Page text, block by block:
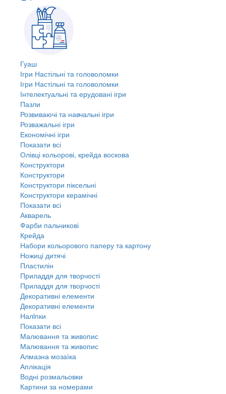
Гуаш
Ігри Настільні та головоломки
Ігри Настільні та головоломки
Інтелектуальні та ерудовані ігри
Пазли
Розвиваючі та навчальні ігри
Розважальні ігри
Економічні ігри
Показати всі
Олівці кольорові, крейда воскова
Конструктори
Конструктори
Конструктори піксельні
Конструктори керамічні
Показати всі
Акварель
Фарби пальчикові
Крейда
Набори кольорового паперу та картону
Ножиці дитячі
Пластилін
Приладдя для творчості
Приладдя для творчості
Декоративні елементи
Декоративні елементи
Налiпки
Показати всі
Малювання та живопис
Малювання та живопис
Алмазна мозаїка
Аплікація
Водні розмальовки
Картини за номерами